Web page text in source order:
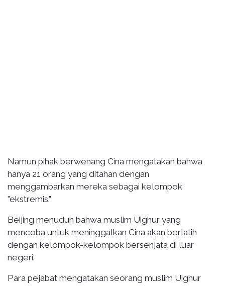
Namun pihak berwenang Cina mengatakan bahwa
hanya 21 orang yang ditahan dengan
menggambarkan mereka sebagai kelompok
"ekstremis."
Beijing menuduh bahwa muslim Uighur yang
mencoba untuk meninggalkan Cina akan berlatih
dengan kelompok-kelompok bersenjata di luar
negeri.
Para pejabat mengatakan seorang muslim Uighur